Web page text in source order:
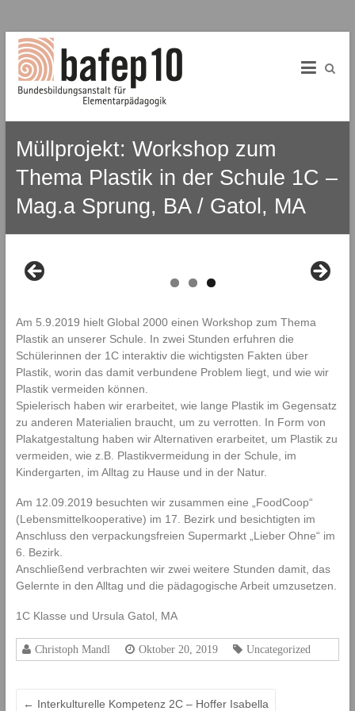
Skip
content
B
A
f
E
P
1
0
B
s
b
i
l
n
g
s
a
n
t
a
l
t
f
ü
E
l
Müllprojekt: Workshop zum
Thema Plastik in der Schule 1C –
Mag.a Sprung, BA / Gatol, MA
Am 5.9.2019 hielt Global 2000 einen Workshop zum Thema
Plastik an unserer Schule. In zwei Stunden erfuhren die
Schülerinnen der 1C interaktiv die wichtigsten Fakten über
Plastik, worin das damit verbundene Problem liegt, und wie wir
Plastik vermeiden können.
Spielerisch haben wir erarbeitet, wie lange Plastik im Gegensatz
zu anderen Materialien braucht, um zu verrotten. In Form von
Plakatgestaltung haben wir Alternativen erarbeitet, um Plastik zu
vermeiden, wie z.B. Plastikvermeidung in der Schule, im
Kindergarten, im Alltag zu Hause und in der Natur.
Am 12.09.2019 besuchten wir zusammen eine „FoodCoop“
(Lebensmittelkooperative) im 17. Bezirk und besichtigten im
Anschluss den verpackungsfreien Supermarkt „Lieber Ohne“ im
6. Bezirk.
Anschließend verbrachten wir zwei weitere Stunden damit, das
Gelernte in den Alltag und die pädagogische Arbeit umzusetzen.
1C Klasse und Ursula Gatol, MA
Christoph Mandl Oktober 20, 2019 Uncategorized
← Interkulturelle Kompetenz 2C – Hoffer Isabella